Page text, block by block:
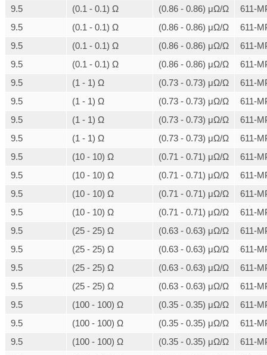
9.5
(0.1 - 0.1) Ω (0.86 - 0.86) μΩ/Ω
611-
9.5
(0.1 - 0.1) Ω (0.86 - 0.86) μΩ/Ω
611-
9.5
(0.1 - 0.1) Ω (0.86 - 0.86) μΩ/Ω
611-
9.5
(0.1 - 0.1) Ω (0.86 - 0.86) μΩ/Ω
611-
9.5
(1 - 1) Ω (0.73 - 0.73) μΩ/Ω
611-
9.5
(1 - 1) Ω (0.73 - 0.73) μΩ/Ω
611-
9.5
(1 - 1) Ω (0.73 - 0.73) μΩ/Ω
611-
9.5
(1 - 1) Ω (0.73 - 0.73) μΩ/Ω
611-
9.5
(10 - 10) Ω (0.71 - 0.71) μΩ/Ω
611-
9.5
(10 - 10) Ω (0.71 - 0.71) μΩ/Ω
611-
9.5
(10 - 10) Ω (0.71 - 0.71) μΩ/Ω
611-
9.5
(10 - 10) Ω (0.71 - 0.71) μΩ/Ω
611-
9.5
(25 - 25) Ω (0.63 - 0.63) μΩ/Ω
611-
9.5
(25 - 25) Ω (0.63 - 0.63) μΩ/Ω
611-
9.5
(25 - 25) Ω (0.63 - 0.63) μΩ/Ω
611-
9.5
(25 - 25) Ω (0.63 - 0.63) μΩ/Ω
611-
9.5
(100 - 100) Ω (0.35 - 0.35) μΩ/Ω
611-
9.5
(100 - 100) Ω (0.35 - 0.35) μΩ/Ω
611-
9.5
(100 - 100) Ω (0.35 - 0.35) μΩ/Ω
611-